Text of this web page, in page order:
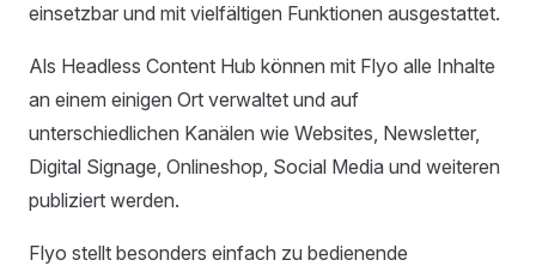
einsetzbar und mit vielfältigen Funktionen ausgestattet.
Als Headless Content Hub können mit Flyo alle Inhalte
an einem einigen Ort verwaltet und auf
unterschiedlichen Kanälen wie Websites, Newsletter,
Digital Signage, Onlineshop, Social Media und weiteren
publiziert werden.
Flyo stellt besonders einfach zu bedienende